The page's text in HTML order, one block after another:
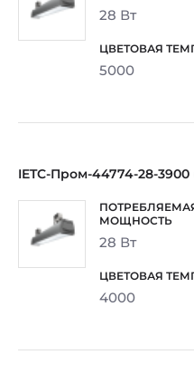
28 Вт
5000
IETC-Пром-44774-28-3900
28 Вт
4000